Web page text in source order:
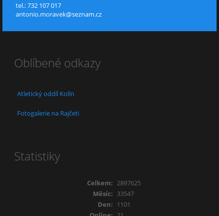
tel.: 732 107 017
antonio.moravek@seznam.cz
Oblíbené odkazy
Atletický oddíl Kolín
Fotogalerie na Rajčeti
Statistiky
Celkem: 2897625
Měsíc: 33547
Den: 1101